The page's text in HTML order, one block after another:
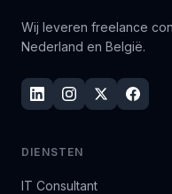
Wij leveren freelance
Nederland en België.
DIENSTEN
IT Consultant